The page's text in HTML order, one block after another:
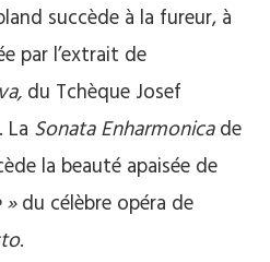
succède à la fureur, à
par l’extrait de
du Tchèque Josef
La Sonata Enharmonicade
la beauté apaisée de
du célèbre opéra de
.